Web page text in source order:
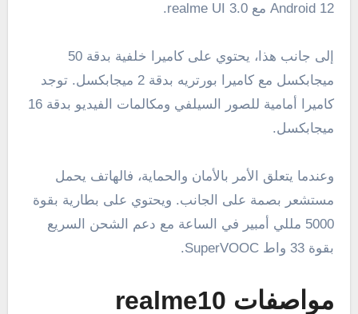
Android 12 مع realme UI 3.0.
إلى جانب هذا، يحتوي على كاميرا خلفية بدقة 50
ميجابكسل مع كاميرا بورتريه بدقة 2 ميجابكسل. توجد
كاميرا أمامية للصور السيلفي ومكالمات الفيديو بدقة 16
ميجابكسل.
وعندما يتعلق الأمر بالأمان والحماية، فالهاتف يحمل
مستشعر بصمة على الجانب. ويحتوي على بطارية بقوة
5000 مللي أمبير في الساعة مع دعم الشحن السريع
بقوة 33 واط SuperVOOC.
مواصفات realme10